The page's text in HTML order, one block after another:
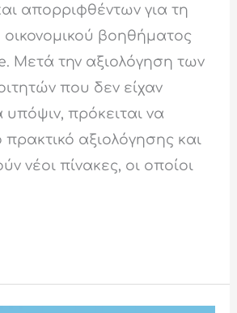
απορριφθέντων για τη
βοηθήματος
Μετά την αξιολόγηση των
που δεν είχαν
υπόψιν, πρόκειται να
πρακτικό αξιολόγησης και
νέοι πίνακες, οι οποίοι